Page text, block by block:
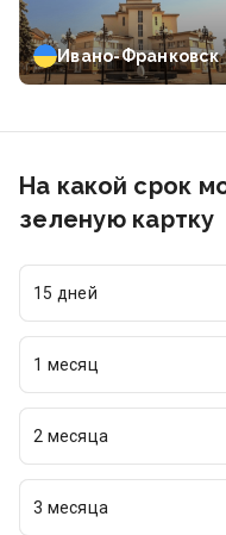
Ивано-Франковск
На какой срок
зеленую картку
15 дней
1 месяц
2 месяца
3 месяца